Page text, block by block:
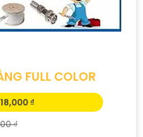
FULL COLOR
₫
₫